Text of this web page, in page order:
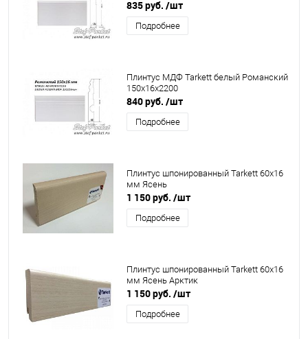
835 руб. /шт
Подробнее
Плинтус МДФ Tarkett белый Романский
150х16х2200
840 руб. /шт
Подробнее
Плинтус шпонированный Tarkett 60x16
мм Ясень
1 150 руб. /шт
Подробнее
Плинтус шпонированный Tarkett 60x16
мм Ясень Арктик
1 150 руб. /шт
Подробнее